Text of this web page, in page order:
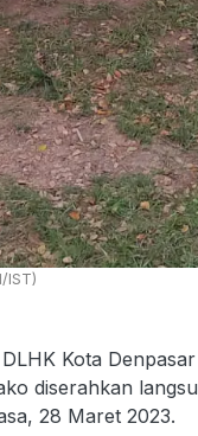
IST)
Kota
diserahkan
28 Maret 2023.